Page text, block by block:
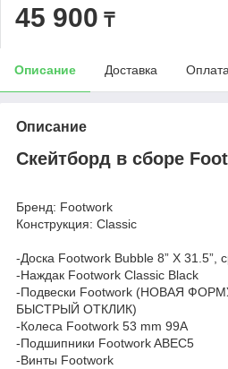
45 900 ₸
Описание Доставка Оплата
Описание
Скейтборд в сборе
Бренд: Footwork
Конструкция: Classic
-Доска Footwork Bubble 8” X 31.5”,
-Наждак Footwork Classic Black
-Подвески Footwork (НОВАЯ
БЫСТРЫЙ ОТКЛИК)
-Колеса Footwork 53 mm 99A
-Подшипники Footwork ABEC5
-Винты Footwork